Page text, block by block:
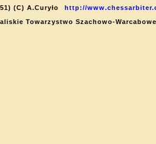
(C) A.Curyło
http://
Towarzystwo Szachowo-Warcabowe